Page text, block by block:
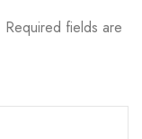
Required fields are